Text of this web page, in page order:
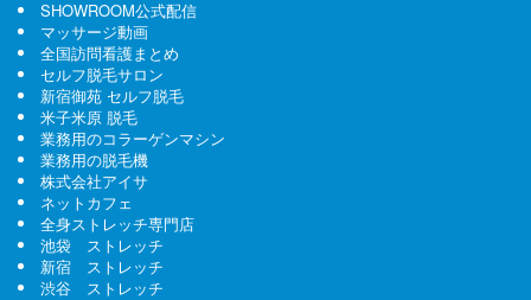
SHOWROOM公式配信
マッサージ動画
全国訪問看護まとめ
セルフ脱毛サロン
新宿御苑 セルフ脱毛
米子米原 脱毛
業務用のコラーゲンマシン
業務用の脱毛機
株式会社アイサ
ネットカフェ
全身ストレッチ専門店
池袋 ストレッチ
新宿 ストレッチ
渋谷 ストレッチ